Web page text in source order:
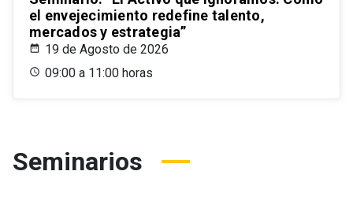
el envejecimiento redefine talento,
mercados y estrategia”
19 de Agosto de 2026
09:00 a 11:00 horas
Seminarios